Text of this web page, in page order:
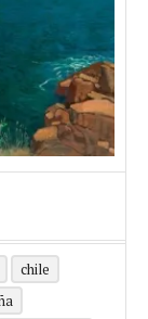
chile